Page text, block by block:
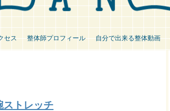
セス 整体師プロフィール 自分で出来る整体動画
ストレッチ